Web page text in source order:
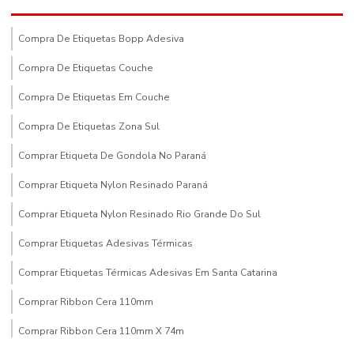
Compra De Etiquetas Bopp Adesiva
Compra De Etiquetas Couche
Compra De Etiquetas Em Couche
Compra De Etiquetas Zona Sul
Comprar Etiqueta De Gondola No Paraná
Comprar Etiqueta Nylon Resinado Paraná
Comprar Etiqueta Nylon Resinado Rio Grande Do Sul
Comprar Etiquetas Adesivas Térmicas
Comprar Etiquetas Térmicas Adesivas Em Santa Catarina
Comprar Ribbon Cera 110mm
Comprar Ribbon Cera 110mm X 74m